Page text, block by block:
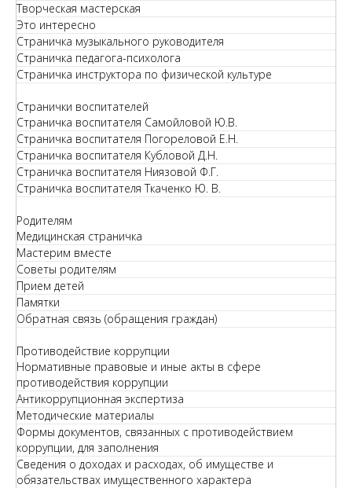
Творческая мастерская
Это интересно
Страничка музыкального руководителя
Страничка педагога-психолога
Страничка инструктора по физической культуре
Странички воспитателей
Страничка воспитателя Самойловой Ю.В.
Страничка воспитателя Погореловой Е.Н.
Страничка воспитателя Кубловой Д.Н.
Страничка воспитателя Ниязовой Ф.Г.
Страничка воспитателя Ткаченко Ю. В.
Родителям
Медицинская страничка
Мастерим вместе
Советы родителям
Прием детей
Памятки
Обратная связь (обращения граждан)
Противодействие коррупции
Нормативные правовые и иные акты в сфере
противодействия коррупции
Антикоррупционная экспертиза
Методические материалы
Формы документов, связанных с противодействием
коррупции, для заполнения
Сведения о доходах и расходах, об имуществе и
обязательствах имущественного характера